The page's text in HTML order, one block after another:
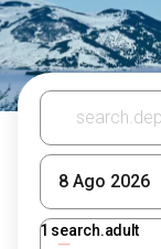
1 search.adult